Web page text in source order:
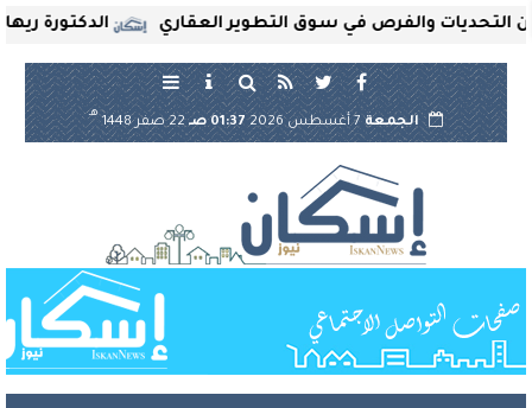
الدكتورة ريهام والفرص في سوق التطوير العقاري
الجمعة7 أغسطس 2026 01:37 صـ 22 صفر 1448
هـ